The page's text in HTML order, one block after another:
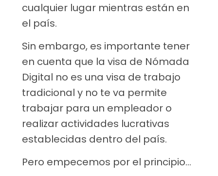
cualquier lugar mientras están en
el país.
Sin embargo, es importante tener
en cuenta que la visa de Nómada
Digital no es una visa de trabajo
tradicional y no te va permite
trabajar para un empleador o
realizar actividades lucrativas
establecidas dentro del país.
Pero empecemos por el principio…